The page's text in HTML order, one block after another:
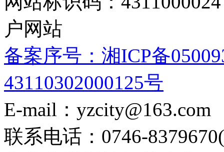
户网站
备案序号：湘ICP备
43110302000125号
E-mail：yzcity@163.com
联系电话：0746-